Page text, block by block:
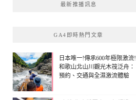
最新推播訊息
GA4即時熱門文章
日本唯一!傳承600年極限激流!
和歌山北山川觀光木筏泛舟：
預約、交通與全濕激流體驗